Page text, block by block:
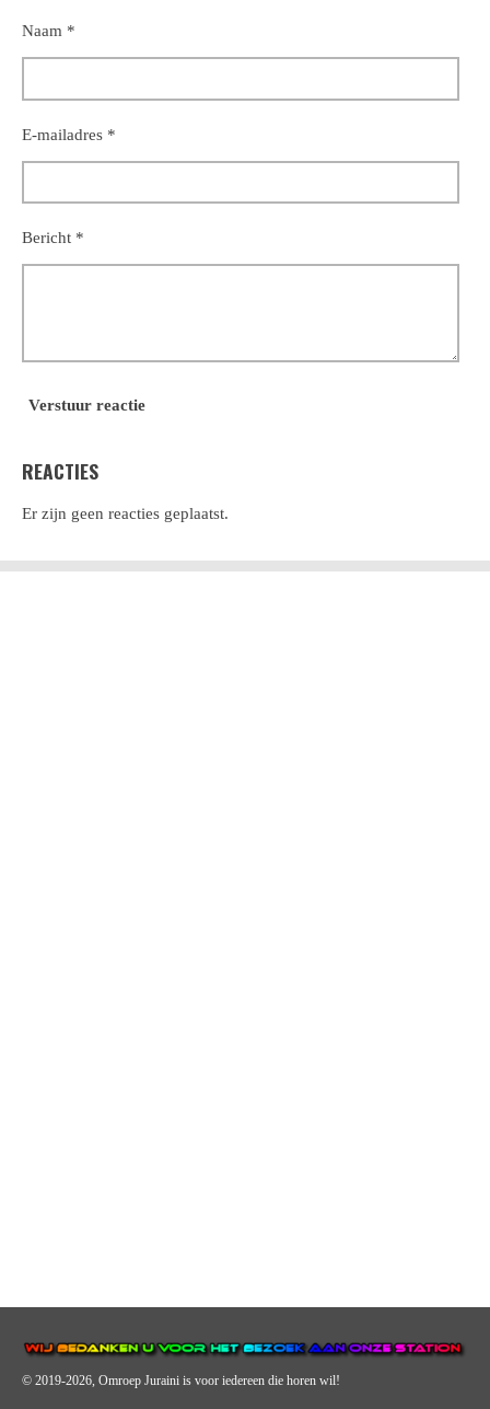
Naam *
E-mailadres *
Bericht *
Verstuur reactie
REACTIES
Er zijn geen reacties geplaatst.
© 2019-2026, Omroep Juraini is voor iedereen die horen wil!